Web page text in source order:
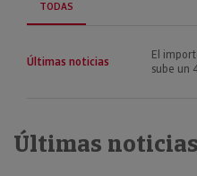
TODAS
Últimas noticias
El
sube un
Últimas noticias